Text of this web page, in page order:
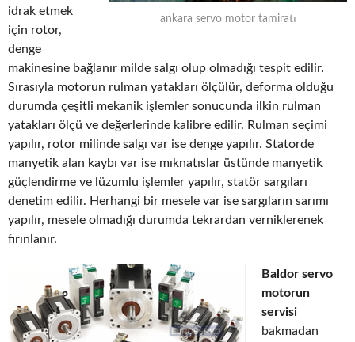
ankara servo motor tamiratı
idrak etmek
için rotor,
denge
makinesine bağlanır milde salgı olup olmadığı tespit edilir.
Sırasıyla motorun rulman yatakları ölçülür, deforma olduğu
durumda çeşitli mekanik işlemler sonucunda ilkin rulman
yatakları ölçü ve değerlerinde kalibre edilir. Rulman seçimi
yapılır, rotor milinde salgı var ise denge yapılır. Statorde
manyetik alan kaybı var ise mıknatıslar üstünde manyetik
güçlendirme ve lüzumlu işlemler yapılır, statör sargıları
denetim edilir. Herhangi bir mesele var ise sargıların sarımı
yapılır, mesele olmadığı durumda tekrardan verniklerenek
fırınlanır.
Baldor servo
motorun
servisi
bakmadan